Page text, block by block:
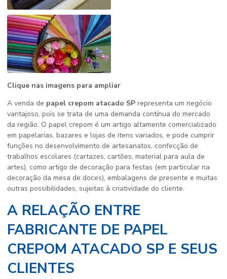
Clique nas imagens para ampliar
A venda de papel crepom atacado SP representa um negócio
vantajoso, pois se trata de uma demanda contínua do mercado
da região. O papel crepom é um artigo altamente comercializado
em papelarias, bazares e lojas de itens variados, e pode cumprir
funções no desenvolvimento de artesanatos, confecção de
trabalhos escolares (cartazes, cartões, material para aula de
artes), como artigo de decoração para festas (em particular na
decoração da mesa de doces), embalagens de presente e muitas
outras possibilidades, sujeitas à criatividade do cliente.
A RELAÇÃO ENTRE
FABRICANTE DE PAPEL
CREPOM ATACADO SP E SEUS
CLIENTES